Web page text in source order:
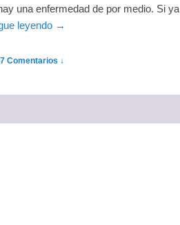
una enfermedad de por medio. Si ya
leyendo →
Comentarios ↓